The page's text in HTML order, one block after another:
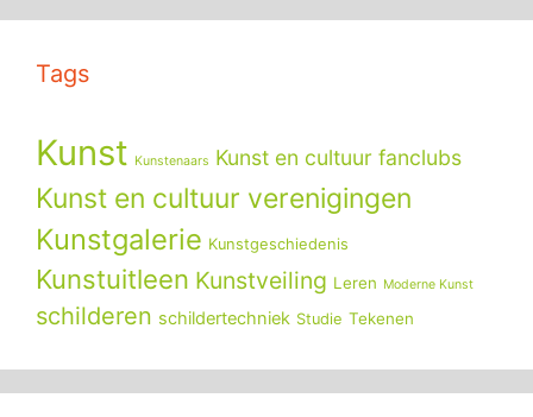
Tags
Kunst Kunstenaars Kunst en cultuur fanclubs
Kunst en cultuur verenigingen
Kunstgalerie Kunstgeschiedenis
Kunstuitleen Kunstveiling Leren Moderne Kunst
schilderen schildertechniek Studie Tekenen